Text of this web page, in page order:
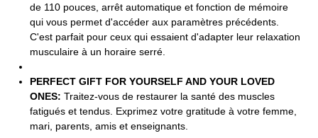
de 110 pouces, arrêt automatique et fonction de mémoire
qui vous permet d'accéder aux paramètres précédents.
C'est parfait pour ceux qui essaient d'adapter leur relaxation
musculaire à un horaire serré.
PERFECT GIFT FOR YOURSELF AND YOUR LOVED
ONES: Traitez-vous de restaurer la santé des muscles
fatigués et tendus. Exprimez votre gratitude à votre femme,
mari, parents, amis et enseignants.